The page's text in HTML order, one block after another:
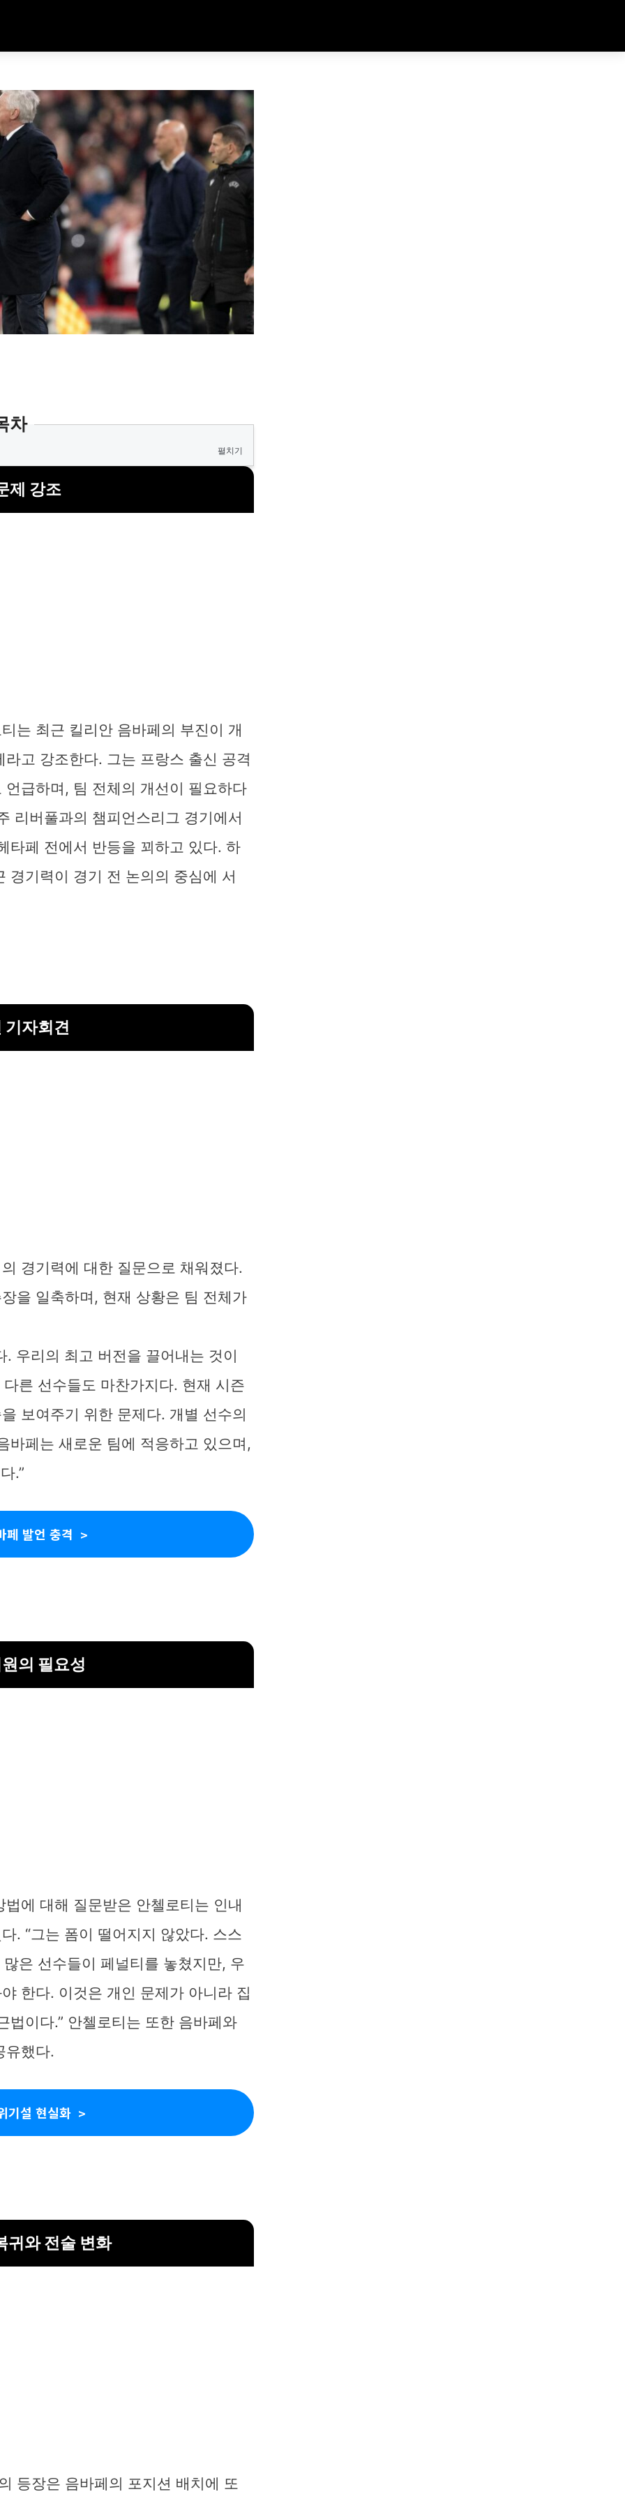
차
펼치기
제 강조
는 최근 킬리안 음바페의 부진이 개
고 강조한다. 그는 프랑스 출신 공격
급하며, 팀 전체의 개선이 필요하다
리버풀과의 챔피언스리그 경기에서
타페 전에서 반등을 꾀하고 있다. 하
경기력이 경기 전 논의의 중심에 서
기자회견
경기력에 대한 질문으로 채워졌다.
을 일축하며, 현재 상황은 팀 전체가
우리의 최고 버전을 끌어내는 것이
른 선수들도 마찬가지다. 현재 시즌
보여주기 위한 문제다. 개별 선수의
바페는 새로운 팀에 적응하고 있으며,
.”
페 발언 충격
의 필요성
에 대해 질문받은 안첼로티는 인내
. “그는 폼이 떨어지지 않았다. 스스
은 선수들이 페널티를 놓쳤지만, 우
한다. 이것은 개인 문제가 아니라 집
법이다.” 안첼로티는 또한 음바페와
유했다.
기설 현실화
귀와 전술 변화
등장은 음바페의 포지션 배치에 또